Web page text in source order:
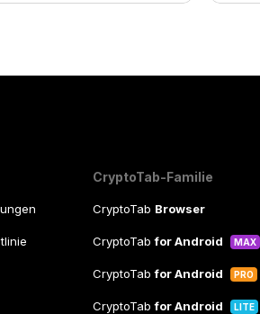
CryptoTab-Familie
CryptoTab Browser
CryptoTabfor Android MAX
CryptoTabfor Android PRO
CryptoTabfor Android LITE